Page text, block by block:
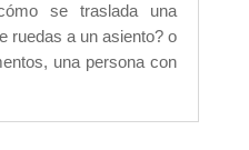
se traslada una
ruedas a un asiento? o
una persona con